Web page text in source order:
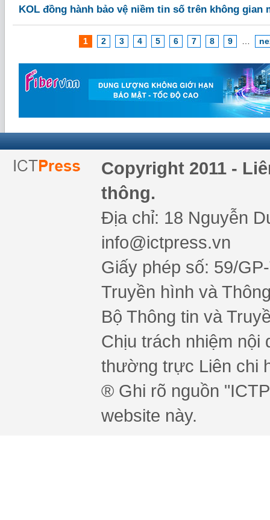
KOL đồng hành bảo vệ niềm tin số trên không gian
1 2 3 4 5 6 7 8 9
Copyright 2011 -
thông.
Địa chỉ: 18 Nguyễn
info@ictpress.vn
Giấy phép số: 59/
Truyền hình và
Bộ Thông tin và
Chịu trách nhiệm nội
thường trực Liên chi
® Ghi rõ nguồn
website này.